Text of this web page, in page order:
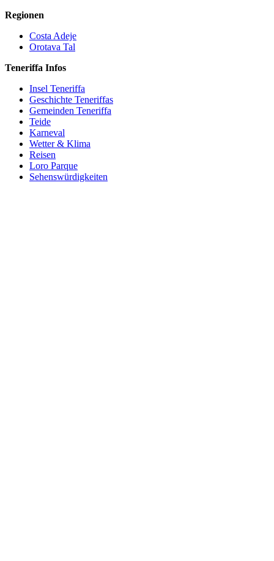
Regionen
Costa Adeje
Orotava Tal
Teneriffa Infos
Insel Teneriffa
Geschichte Teneriffas
Gemeinden Teneriffa
Teide
Karneval
Wetter & Klima
Reisen
Loro Parque
Sehenswürdigkeiten